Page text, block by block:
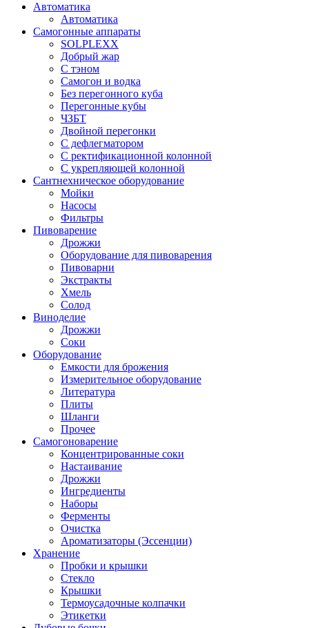
Автоматика
Автоматика
Самогонные аппараты
SOLPLEXX
Добрый жар
С тэном
Самогон и водка
Без перегонного куба
Перегонные кубы
ЧЗБТ
Двойной перегонки
С дефлегматором
С ректификационной колонной
С укрепляющей колонной
Сантнехническое оборудование
Мойки
Насосы
Фильтры
Пивоварение
Дрожжи
Оборудование для пивоварения
Пивоварни
Экстракты
Хмель
Солод
Виноделие
Дрожжи
Соки
Оборудование
Емкости для брожения
Измерительное оборудование
Литература
Плиты
Шланги
Прочее
Самогоноварение
Концентрированные соки
Настаивание
Дрожжи
Ингредиенты
Наборы
Ферменты
Очистка
Ароматизаторы (Эссенции)
Хранение
Пробки и крышки
Стекло
Крышки
Термоусадочные колпачки
Этикетки